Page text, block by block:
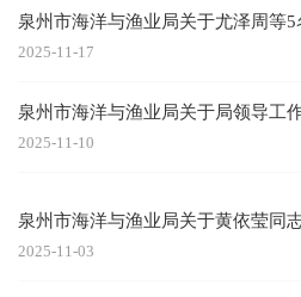
泉州市海洋与渔业局关于尤泽周等
2025-11-17
泉州市海洋与渔业局关于局领导工
2025-11-10
泉州市海洋与渔业局关于黄依莹同
2025-11-03